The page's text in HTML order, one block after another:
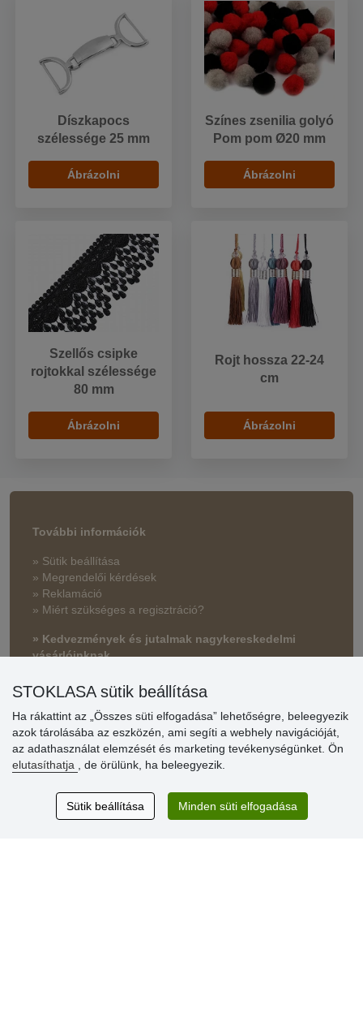
Díszkapocs
szélessége 25 mm
Ábrázolni
Színes zsenilia golyó
Pom pom Ø20 mm
Ábrázolni
Szellős csipke
rojtokkal szélessége
80 mm
Ábrázolni
Rojt hossza 22-24
cm
Ábrázolni
További információk
» Sütik beállítása
» Megrendelői kérdések
» Reklamáció
» Miért szükséges a regisztráció?
» Kedvezmények és jutalmak nagykereskedelmi
vásárlóinknak
» Súgó
Vásárlók
értékelése
Excellent service
Thank you.
STOKLASA sütik beállítása
Ha rákattint az „Összes süti elfogadása” lehetőségre, beleegyezik
azok tárolásába az eszközén, ami segíti a webhely navigációját,
az adathasználat elemzését és marketing tevékenységünket. Ön
elutasíthatja
, de örülünk, ha beleegyezik.
Sütik beállítása Minden süti elfogadása